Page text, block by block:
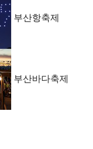
부산항축제
부산바다축제